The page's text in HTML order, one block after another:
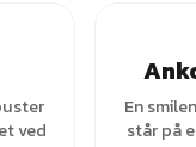
ved
En
står på